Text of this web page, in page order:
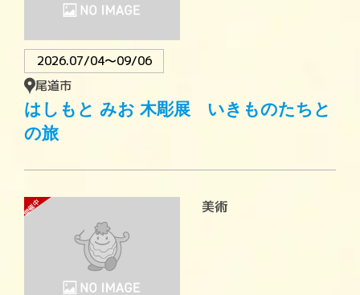
2026.07/04〜09/06
尾道市
はしもと みお 木彫展 いきものたちと
の旅
開催中 美術